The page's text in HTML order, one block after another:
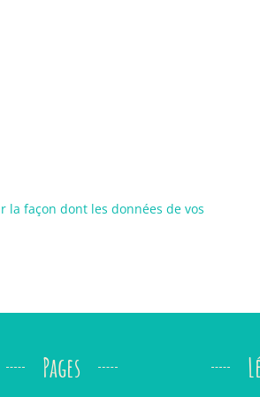
la façon dont les données de vos
Pages